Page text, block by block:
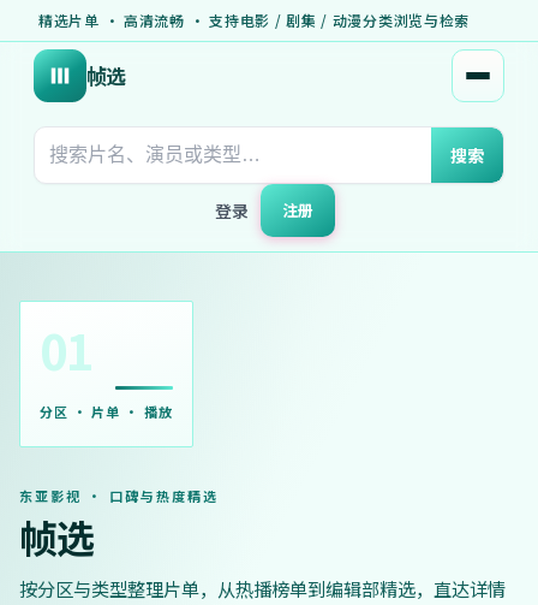
精选片单 · 高清流畅 · 支持电影 / 剧集 / 动漫分类浏览与检索
帧选 打开
搜索
登录 注册
01
分区 · 片单 · 播放
东亚影视 · 口碑与热度精选
帧选
按分区与类型整理片单，从热播榜单到编辑部精选，直达详情